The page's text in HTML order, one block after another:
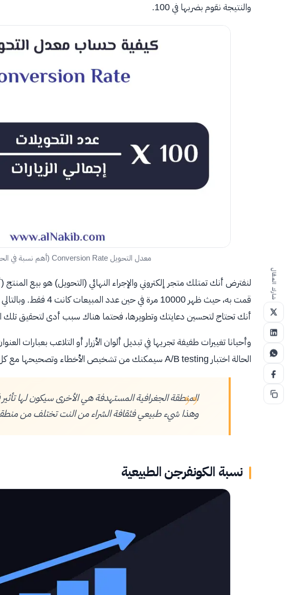
والنتيجة نقوم بضربها في 100.
معدل التحويل Conversion Rate (أهم نسبة في الحملة الإعلانية)
لنفترض أنك تمتلك متجر إلكتروني والإجراء النهائي (التحويل) هو بيع
أنك تحتاج لتحسين دعايتك وتطويرها، فحتما هناك سبب أدى لتحقيق تلك
وأحيانا تغييرات طفيفة تجريها في تبديل ألوان الأزرار أو التلاعب بعبارات
الحالة اختبار A/B testing سيمكنك من تشخيص الأخطاء وتصحيحها مع كل عملية اختبار جديدة تطلقها.
وهذا شيء طبيعي فثقافة الشراء من النت تختلف من
نسبة الكونفرجن الطبيعية
شارك المقال